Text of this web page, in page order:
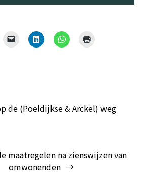
de (Poeldijkse & Arckel) weg
maatregelen na zienswijzen van
omwonenden